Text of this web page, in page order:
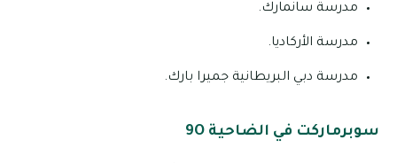
مدرسة سانمارك.
مدرسة الأركاديا.
مدرسة دبي البريطانية جميرا بارك.
سوبرماركت في الضاحية 9O